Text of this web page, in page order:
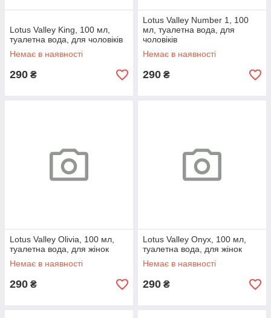
Lotus Valley King, 100 мл,
туалетна вода, для чоловіків
Немає в наявності
290 ₴
Lotus Valley Number 1, 100
мл, туалетна вода, для
чоловіків
Немає в наявності
290 ₴
Lotus Valley Olivia, 100 мл,
туалетна вода, для жінок
Немає в наявності
290 ₴
Lotus Valley Onyx, 100 мл,
туалетна вода, для жінок
Немає в наявності
290 ₴